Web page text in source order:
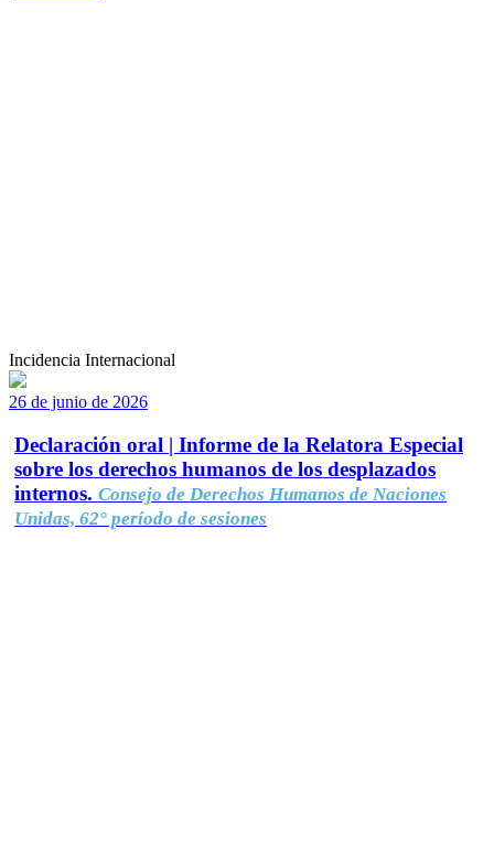
Incidencia Internacional
26 de junio de 2026
Declaración oral | Informe de la Relatora Especial
sobre los derechos humanos de los desplazados
internos. Consejo de Derechos Humanos de Naciones
Unidas, 62° período de sesiones